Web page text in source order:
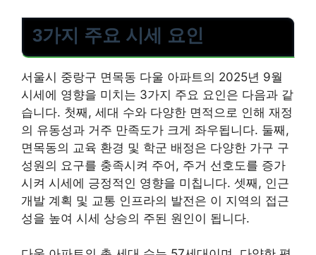
3가지 주요 시세 요인
서울시 중랑구 면목동 다울 아파트의 2025년 9월
시세에 영향을 미치는 3가지 주요 요인은 다음과 같
습니다. 첫째, 세대 수와 다양한 면적으로 인해 재정
의 유동성과 거주 만족도가 크게 좌우됩니다. 둘째,
면목동의 교육 환경 및 학군 배정은 다양한 가구 구
성원의 요구를 충족시켜 주어, 주거 선호도를 증가
시켜 시세에 긍정적인 영향을 미칩니다. 셋째, 인근
개발 계획 및 교통 인프라의 발전은 이 지역의 접근
성을 높여 시세 상승의 주된 원인이 됩니다.